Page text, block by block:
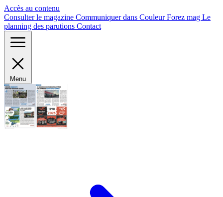
Accès au contenu
Consulter le magazine Communiquer dans Couleur Forez mag Le
planning des parutions Contact
Menu
Panneau de gestion des cookies